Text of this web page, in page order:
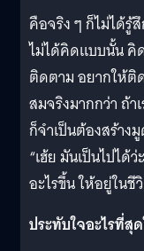
คือจริง ๆ ก็ไม่ได้รู้
ไม่ได้คิดแบบนั้น คิ
ติดตาม อยากให้ติ
สมจริงมากกว่า ถ้า
ก็จำเป็นต้องสร้าง
“เฮ้ย มันเป็นไปได้
อะไรขึ้น ให้อยู่ใน
ประทับใจอะไรที่สุ